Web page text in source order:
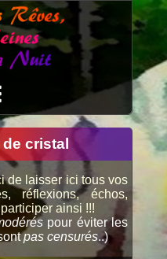
cristal
de laisser ici tous vos
réflexions, échos,
ainsi !!!
pour éviter les
pas censurés..)